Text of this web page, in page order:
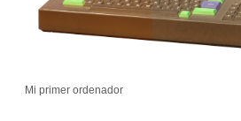
Mi primer ordenador